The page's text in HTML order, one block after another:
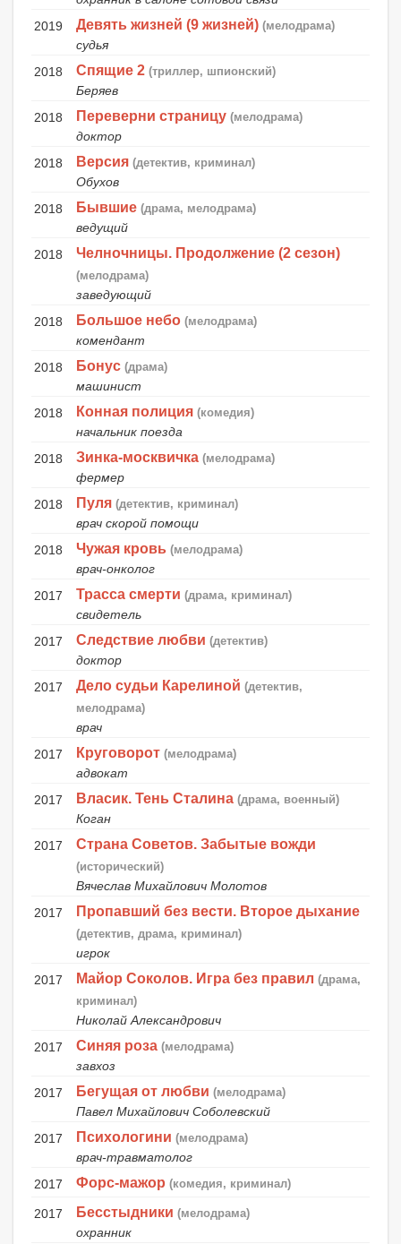
2019
Девять жизней (9 жизней) (мелодрама)
судья
2018
Спящие 2 (триллер, шпионский)
Беряев
2018
Переверни страницу (мелодрама)
доктор
2018
Версия (детектив, криминал)
Обухов
2018
Бывшие (драма, мелодрама)
ведущий
2018
Челночницы. Продолжение (2 сезон)
(мелодрама)
заведующий
2018
Большое небо (мелодрама)
комендант
2018
Бонус (драма)
машинист
2018
Конная полиция (комедия)
начальник поезда
2018
Зинка-москвичка (мелодрама)
фермер
2018
Пуля (детектив, криминал)
врач скорой помощи
2018
Чужая кровь (мелодрама)
врач-онколог
2017
Трасса смерти (драма, криминал)
свидетель
2017
Следствие любви (детектив)
доктор
2017
Дело судьи Карелиной (детектив,
мелодрама)
врач
2017
Круговорот (мелодрама)
адвокат
2017
Власик. Тень Сталина (драма, военный)
Коган
2017
Страна Советов. Забытые вожди
(исторический)
Вячеслав Михайлович Молотов
2017
Пропавший без вести. Второе дыхание
(детектив, драма, криминал)
игрок
2017
Майор Соколов. Игра без правил (драма,
криминал)
Николай Александрович
2017
Синяя роза (мелодрама)
завхоз
2017
Бегущая от любви (мелодрама)
Павел Михайлович Соболевский
2017
Психологини (мелодрама)
врач-травматолог
2017
Форс-мажор (комедия, криминал)
2017 Бесстыдники (мелодрама)
охранник